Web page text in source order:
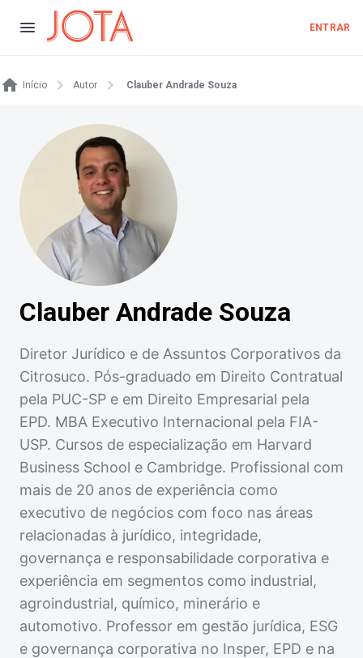
ENTRAR
Início Autor Clauber Andrade Souza
Clauber Andrade Souza
Diretor Jurídico e de Assuntos Corporativos da
Citrosuco. Pós-graduado em Direito Contratual
pela PUC-SP e em Direito Empresarial pela
EPD. MBA Executivo Internacional pela FIA-
USP. Cursos de especialização em Harvard
Business School e Cambridge. Profissional com
mais de 20 anos de experiência como
executivo de negócios com foco nas áreas
relacionadas à jurídico, integridade,
governança e responsabilidade corporativa e
experiência em segmentos como industrial,
agroindustrial, químico, minerário e
automotivo. Professor em gestão jurídica, ESG
e governança corporativa no Insper, EPD e na